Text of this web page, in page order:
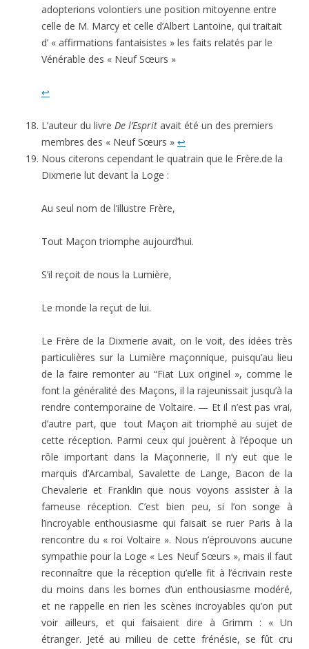
adopterions volontiers une position mitoyenne entre
celle de M. Marcy et celle d’Albert Lantoine, qui traitait
d’ « affirmations fantaisistes » les faits relatés par le
Vénérable des « Neuf Sœurs »
↩
L’auteur du livre De l’Esprit avait été un des premiers
membres des « Neuf Sœurs » ↩
Nous citerons cependant le quatrain que le Frère.de la
Dixmerie lut devant la Loge :
Au seul nom de l’illustre Frère,
Tout Maçon triomphe aujourd’hui.
S’il reçoit de nous la Lumière,
Le monde la reçut de lui.
Le Frère de la Dixmerie avait, on le voit, des idées très
particulières sur la Lumière maçonnique, puisqu’au lieu
de la faire remonter au “Fiat Lux originel », comme le
font la généralité des Maçons, il la rajeunissait jusqu’à la
rendre contemporaine de Voltaire. — Et il n’est pas vrai,
d’autre part, que tout Maçon ait triomphé au sujet de
cette réception. Parmi ceux qui jouèrent à l’époque un
rôle important dans la Maçonnerie, Il n’y eut que le
marquis d’Arcambal, Savalette de Lange, Bacon de la
Chevalerie et Franklin que nous voyons assister à la
fameuse réception. C’est bien peu, si l’on songe à
l’incroyable enthousiasme qui faisait se ruer Paris à la
rencontre du « roi Voltaire ». Nous n’éprouvons aucune
sympathie pour la Loge « Les Neuf Sœurs », mais il faut
reconnaître que la réception qu’elle fit à l’écrivain reste
du moins dans les bornes d’un enthousiasme modéré,
et ne rappelle en rien les scènes incroyables qu’on put
voir ailleurs, et qui faisaient dire à Grimm : « Un
étranger. Jeté au milieu de cette frénésie, se fût cru